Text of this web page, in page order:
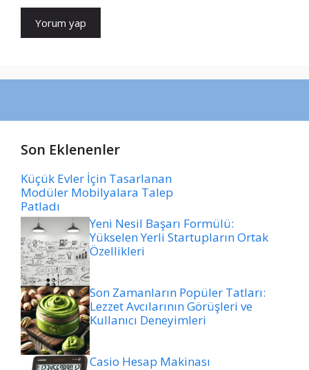
Son Eklenenler
Küçük Evler İçin Tasarlanan
Modüler Mobilyalara Talep
Patladı
Yeni Nesil Başarı Formülü:
Yükselen Yerli Startupların Ortak
Özellikleri
Son Zamanların Popüler Tatları:
Lezzet Avcılarının Görüşleri ve
Kullanıcı Deneyimleri
Casio Hesap Makinası